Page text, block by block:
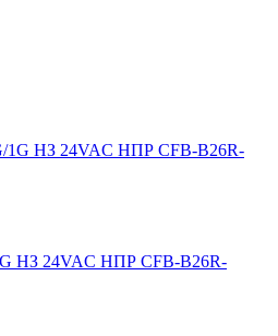
НЗ 24VAC НПР CFB-B26R-